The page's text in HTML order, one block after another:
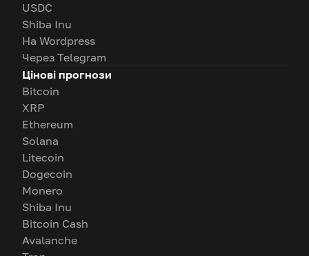
USDC
Shiba Inu
На Wordpress
Через Telegram
Цінові прогнози
Bitcoin
XRP
Ethereum
Solana
Litecoin
Dogecoin
Monero
Shiba Inu
Bitcoin Cash
Avalanche